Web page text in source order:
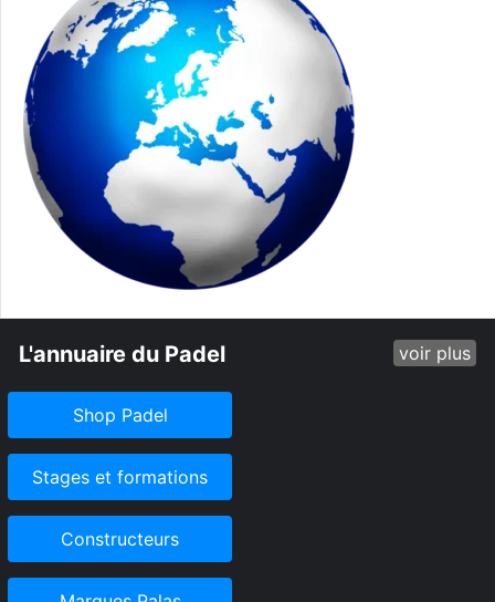
L'annuaire du Padel voir plus
Shop Padel
Stages et formations
Constructeurs